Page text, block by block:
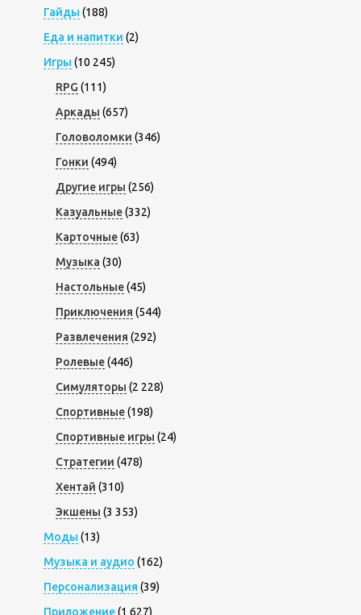
Гайды (188)
Еда и напитки (2)
Игры (10 245)
RPG (111)
Аркады (657)
Головоломки (346)
Гонки (494)
Другие игры (256)
Казуальные(332)
Карточные(63)
Музыка (30)
Настольные(45)
Приключения (544)
Развлечения (292)
Ролевые(446)
Симуляторы (2 228)
Спортивные(198)
Спортивные игры (24)
Стратегии (478)
Хентай (310)
Экшены (3 353)
Моды (13)
Музыка и аудио (162)
Персонализация (39)
Приложение(1 627)